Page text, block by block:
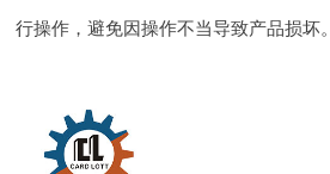
行操作，避免因操作不当导致产品损坏。